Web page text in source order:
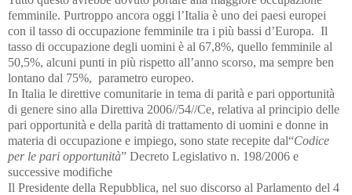
femminile. Purtroppo ancora oggi l’Italia è uno dei paesi europei
con il tasso di occupazione femminile tra i più bassi d’Europa. Il
tasso di occupazione degli uomini è al 67,8%, quello femminile al
50,5%, alcuni punti in più rispetto all’anno scorso, ma sempre ben
lontano dal 75%, parametro europeo.
In Italia le direttive comunitarie in tema di parità e pari opportunità
di genere sino alla Direttiva 2006//54//Ce, relativa al principio delle
pari opportunità e della parità di trattamento di uomini e donne in
materia di occupazione e impiego, sono state recepite dal“Codice
per le pari opportunità” Decreto Legislativo n. 198/2006 e
successive modifiche
Il Presidente della Repubblica, nel suo discorso al Parlamento del 4